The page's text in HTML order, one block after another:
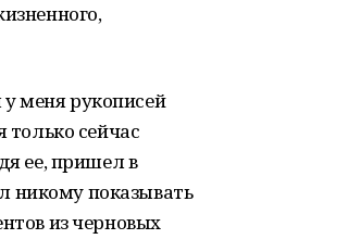
меня рукописей
только сейчас
ее, пришел в
никому показывать
из черновых